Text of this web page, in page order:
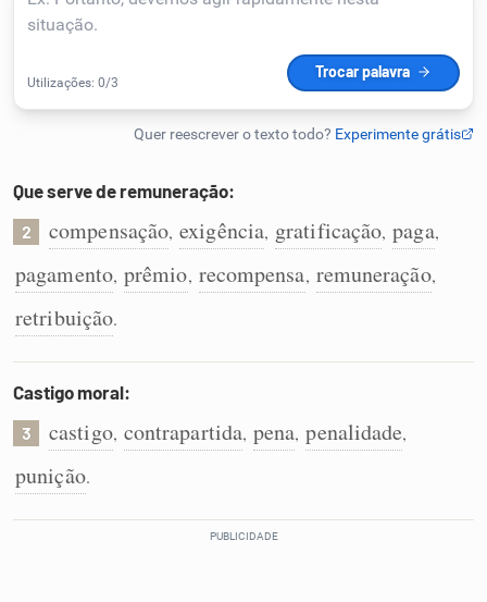
Detector de IA
Humanizador de IA
Cata-letras
Conexões
Caça-palavras
Dicionário
Sinônimos
Que serve de remuneração:
2 compensação, exigência, gratificação, paga,
pagamento, prêmio, recompensa, remuneração,
retribuição.
Castigo moral:
3 castigo, contrapartida, pena, penalidade,
punição.